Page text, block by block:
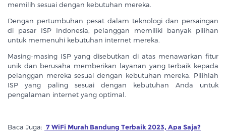
memilih sesuai dengan kebutuhan mereka.
Dengan pertumbuhan pesat dalam teknologi dan persaingan
di pasar ISP Indonesia, pelanggan memiliki banyak pilihan
untuk memenuhi kebutuhan internet mereka.
Masing-masing ISP yang disebutkan di atas menawarkan fitur
unik dan berusaha memberikan layanan yang terbaik kepada
pelanggan mereka sesuai dengan kebutuhan mereka. Pilihlah
ISP yang paling sesuai dengan kebutuhan Anda untuk
pengalaman internet yang optimal.
Baca Juga: 7 WiFi Murah Bandung Terbaik 2023, Apa Saja?